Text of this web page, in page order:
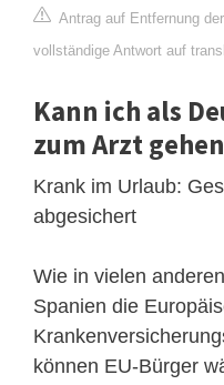
Antrag auf Entfernung
vollständige Antwort auf
Kann ich als
zum Arzt
Krank im Urlaub:
abgesichert
Wie in vielen
Spanien die
können EU-Bürger